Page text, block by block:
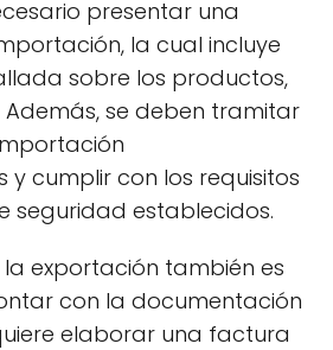
presentar una
la cual incluye
sobre los productos,
Además, se deben tramitar
y cumplir con los requisitos
seguridad establecidos.
exportación también es
con la documentación
elaborar una factura